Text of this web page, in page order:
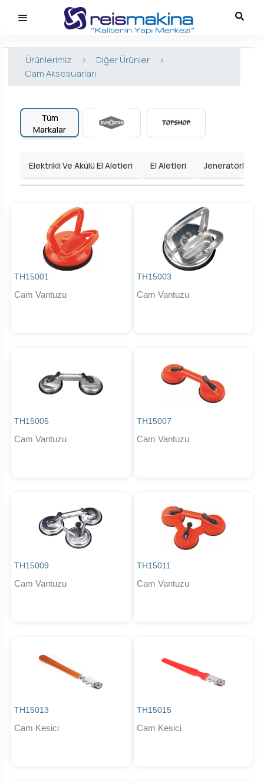
Ürünlerimiz > Diğer Ürünler
>
Cam Aksesuarları
Tüm
Markalar
Elektrikli Ve Akülü El Aletleri El Aletleri Jeneratörler
TH15001
Cam Vantuzu
TH15003
Cam Vantuzu
TH15005
Cam Vantuzu
TH15007
Cam Vantuzu
TH15009
Cam Vantuzu
TH15011
Cam Vantuzu
TH15013
Cam Kesici
TH15015
Cam Kesici